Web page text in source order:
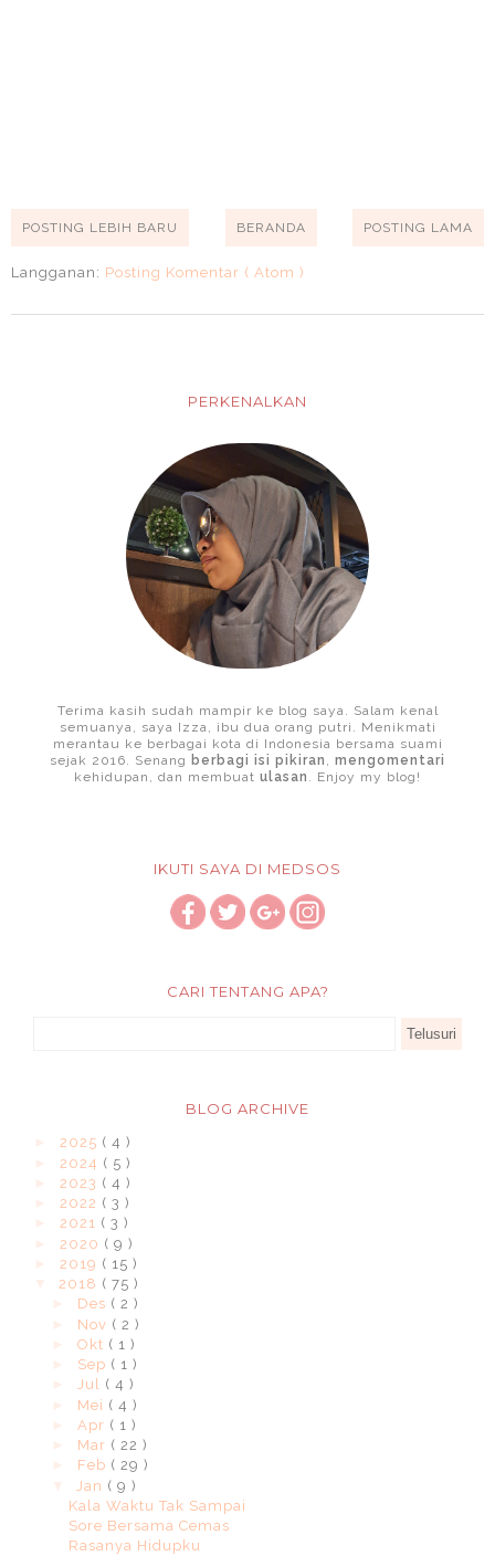
POSTING LEBIH BARU POSTING LAMA
BERANDA
Langganan: Posting Komentar ( Atom )
PERKENALKAN
Terima kasih sudah mampir ke blog saya. Salam kenal
semuanya, saya Izza, ibu dua orang putri. Menikmati
merantau ke berbagai kota di Indonesia bersama suami
sejak 2016. Senang berbagi isi pikiran , mengomentari
kehidupan, dan membuat ulasan . Enjoy my blog!
IKUTI SAYA DI MEDSOS
CARI TENTANG APA?
BLOG ARCHIVE
2025 ( 4 )
2024 ( 5 )
2023 ( 4 )
2022 ( 3 )
2021 ( 3 )
2020 ( 9 )
2019 ( 15 )
2018 ( 75 )
Des ( 2 )
Nov ( 2 )
Okt ( 1 )
Sep ( 1 )
Jul ( 4 )
Mei ( 4 )
Apr ( 1 )
Mar ( 22 )
Feb ( 29 )
Jan ( 9 )
Kala Waktu Tak Sampai
Sore Bersama Cemas
Rasanya Hidupku